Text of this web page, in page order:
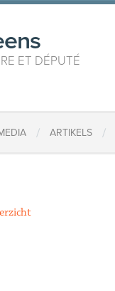
ET DÉPUTÉ
/ ARTIKELS /